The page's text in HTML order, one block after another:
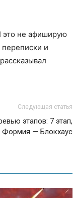
это не афиширую
и
Следующая статья
этапов: 7 этап,
Формия — Блокхаус